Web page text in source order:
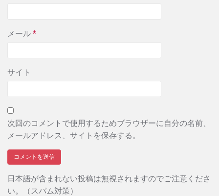
メール *
サイト
次回のコメントで使用するためブラウザーに自分の名前、
メールアドレス、サイトを保存する。
日本語が含まれない投稿は無視されますのでご注意くださ
い。（スパム対策）